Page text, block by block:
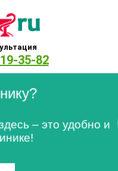
35-82
– это удобно и